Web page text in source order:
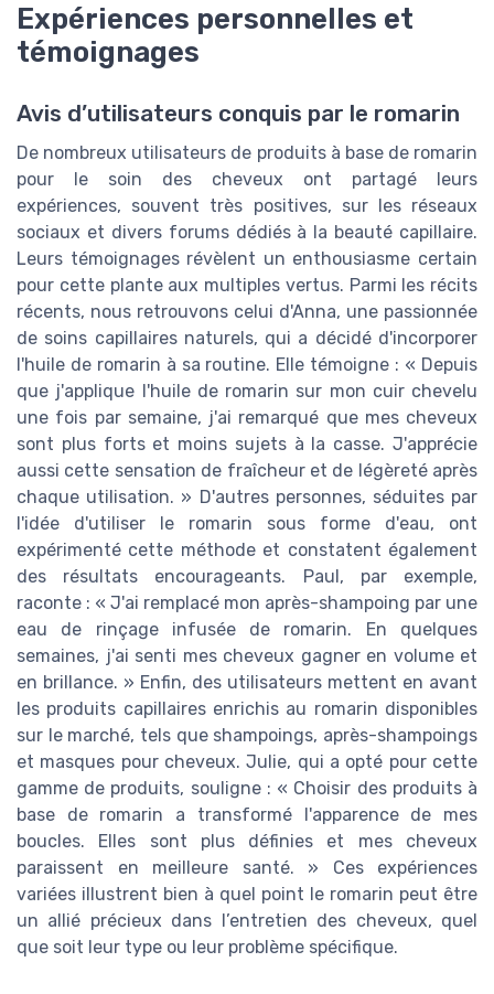
Expériences personnelles et
témoignages
Avis d’utilisateurs conquis par le romarin
De nombreux utilisateurs de produits à base de romarin
pour le soin des cheveux ont partagé leurs
expériences, souvent très positives, sur les réseaux
sociaux et divers forums dédiés à la beauté capillaire.
Leurs témoignages révèlent un enthousiasme certain
pour cette plante aux multiples vertus. Parmi les récits
récents, nous retrouvons celui d'Anna, une passionnée
de soins capillaires naturels, qui a décidé d'incorporer
l'huile de romarin à sa routine. Elle témoigne : « Depuis
que j'applique l'huile de romarin sur mon cuir chevelu
une fois par semaine, j'ai remarqué que mes cheveux
sont plus forts et moins sujets à la casse. J'apprécie
aussi cette sensation de fraîcheur et de légèreté après
chaque utilisation. » D'autres personnes, séduites par
l'idée d'utiliser le romarin sous forme d'eau, ont
expérimenté cette méthode et constatent également
des résultats encourageants. Paul, par exemple,
raconte : « J'ai remplacé mon après-shampoing par une
eau de rinçage infusée de romarin. En quelques
semaines, j'ai senti mes cheveux gagner en volume et
en brillance. » Enfin, des utilisateurs mettent en avant
les produits capillaires enrichis au romarin disponibles
sur le marché, tels que shampoings, après-shampoings
et masques pour cheveux. Julie, qui a opté pour cette
gamme de produits, souligne : « Choisir des produits à
base de romarin a transformé l'apparence de mes
boucles. Elles sont plus définies et mes cheveux
paraissent en meilleure santé. » Ces expériences
variées illustrent bien à quel point le romarin peut être
un allié précieux dans l’entretien des cheveux, quel
que soit leur type ou leur problème spécifique.